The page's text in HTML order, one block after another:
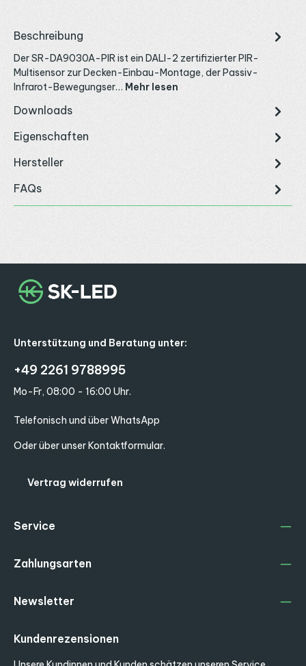
Beschreibung
Der SR-DA9030A-PIR ist ein DALI-2 zertifizierter PIR-
Multisensor zur Decken-Einbau-Montage, der Passiv-
Infrarot-Bewegungser… Mehr lesen
Downloads
Eigenschaften
Hersteller
FAQs
Unterstützung und Beratung unter:
+49 2261 9788995
Mo-Fr, 08:00 - 16:00 Uhr.
Telefonisch und über WhatsApp
Oder über unserKontaktformular.
Vertrag widerrufen
Service
Zahlungsarten
Kundenrezensionen
Newsletter